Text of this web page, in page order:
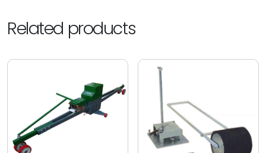
Related products